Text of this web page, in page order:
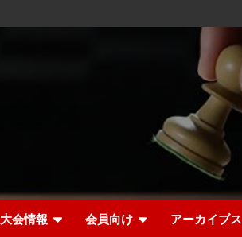
大会情報 会員向け アーカイブス